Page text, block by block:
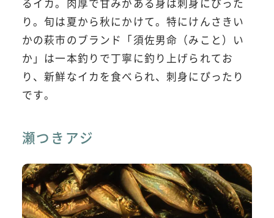
るイカ。肉厚で甘みがある身は刺身にぴった
り。旬は夏から秋にかけて。特にけんさきい
かの萩市のブランド「須佐男命（みこと）い
か」は一本釣りで丁寧に釣り上げられてお
り、新鮮なイカを食べられ、刺身にぴったり
です。
瀬つきアジ